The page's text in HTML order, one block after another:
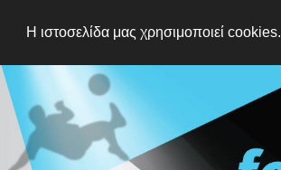
Η ιστοσελίδα μας χρησιμοποιεί cookies.